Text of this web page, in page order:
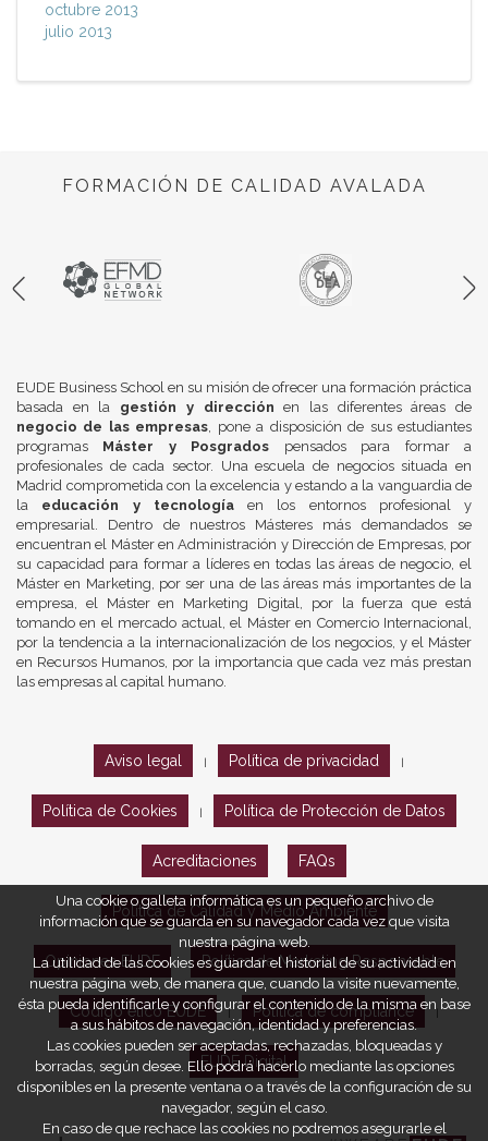
octubre 2013
julio 2013
FORMACIÓN DE CALIDAD AVALADA
EUDE Business School en su misión de ofrecer una formación práctica
basada en la gestión y dirección en las diferentes áreas de
negocio de las empresas, pone a disposición de sus estudiantes
programas Máster y Posgrados pensados para formar a
profesionales de cada sector. Una escuela de negocios situada en
Madrid comprometida con la excelencia y estando a la vanguardia de
la educación y tecnologíaen los entornos profesional y
empresarial. Dentro de nuestros Másteres más demandados se
encuentran el Máster en Administración y Dirección de Empresas, por
su capacidad para formar a líderes en todas las áreas de negocio, el
Máster en Marketing, por ser una de las áreas más importantes de la
empresa, el Máster en Marketing Digital, por la fuerza que está
tomando en el mercado actual, el Máster en Comercio Internacional,
por la tendencia a la internacionalización de los negocios, y el Máster
en Recursos Humanos, por la importancia que cada vez más prestan
las empresas al capital humano.
Aviso legal Política de privacidad
Política de Cookies Política de Protección de Datos
Acreditaciones FAQs
Política de Calidad y Medio Ambiente
Opiniones EUDE Política de Marketing Responsable
Código ético EUDE Política de compliance
EUDE Digital
Una cookie o galleta informática es un pequeño archivo de
información que se guarda en su navegador cada vez que visita
nuestra página web.
La utilidad de las cookies es guardar el historial de su actividad en
nuestra página web, de manera que, cuando la visite nuevamente,
ésta pueda identificarle y configurar el contenido de la misma en base
a sus hábitos de navegación, identidad y preferencias.
Las cookies pueden ser aceptadas, rechazadas, bloqueadas y
borradas, según desee. Ello podrá hacerlo mediante las opciones
disponibles en la presente ventana o a través de la configuración de su
navegador, según el caso.
En caso de que rechace las cookies no podremos asegurarle el